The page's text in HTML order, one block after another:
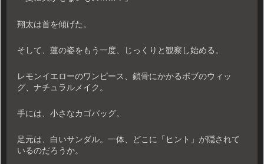
翔太は首を傾げた。
そして、蓮の姿をもう一度、じっくりと観察し始める。
レモンイエローのワンピース、鎖骨にかかるボブのウィッ
グ、ナチュラルメイク。
手には、小さなカゴバッグ。
足元は、白いサンダル。一体、どこに「ヒント」が隠されて
いるのだろうか。